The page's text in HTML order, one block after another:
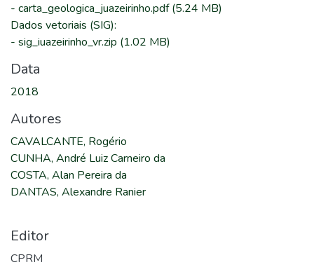
- carta_geologica_juazeirinho.pdf(5.24 MB)
Dados vetoriais (SIG):
- sig_iuazeirinho_vr.zip (1.02 MB)
Data
2018
Autores
CAVALCANTE, Rogério
CUNHA, André Luiz Carneiro da
COSTA, Alan Pereira da
DANTAS, Alexandre Ranier
Editor
CPRM